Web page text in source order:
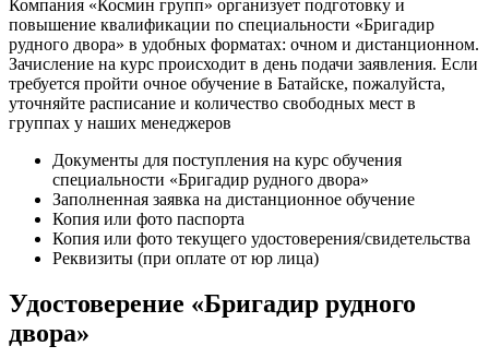
Компания «Космин групп» организует подготовку и
повышение квалификации по специальности «Бригадир
рудного двора» в удобных форматах: очном и дистанционном.
Зачисление на курс происходит в день подачи заявления. Если
требуется пройти очное обучение в Батайске, пожалуйста,
уточняйте расписание и количество свободных мест в
группах у наших менеджеров
Документы для поступления на курс обучения
специальности «Бригадир рудного двора»
Заполненная заявка на дистанционное обучение
Копия или фото паспорта
Копия или фото текущего удостоверения/свидетельства
Реквизиты (при оплате от юр лица)
Удостоверение «Бригадир рудного
двора»